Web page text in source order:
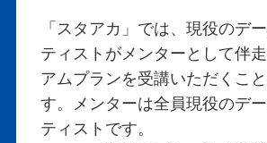
「スタアカ」では、現役のデ
ティストがメンターとして伴
アムプランを受講いただくこ
す。メンターは全員現役のデ
ティストです。